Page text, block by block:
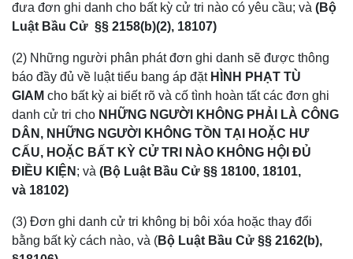
đưa đơn ghi danh cho bất kỳ cử tri nào có yêu cầu; và (Bộ
Luật Bầu Cử §§ 2158(b)(2), 18107)
(2) Những người phân phát đơn ghi danh sẽ được thông
báo đầy đủ về luật tiểu bang áp đặt HÌNH PHẠT TÙ
GIAM cho bất kỳ ai biết rõ và cố tình hoàn tất các đơn ghi
danh cử tri cho NHỮNG NGƯỜI KHÔNG PHẢI LÀ CÔNG
DÂN, NHỮNG NGƯỜI KHÔNG TỒN TẠI HOẶC HƯ
CẤU, HOẶC BẤT KỲ CỬ TRI NÀO KHÔNG HỘI ĐỦ
ĐIỀU KIỆN ; và (Bộ Luật Bầu Cử §§ 18100, 18101,
và 18102)
(3) Đơn ghi danh cử tri không bị bôi xóa hoặc thay đổi
bằng bất kỳ cách nào, và (Bộ Luật Bầu Cử §§ 2162(b),